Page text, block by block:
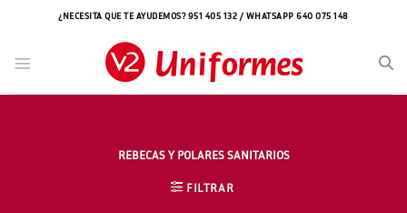
¿NECESITA QUE TE AYUDEMOS? 951 405 132 / WHATSAPP 640 075 148
REBECAS Y POLARES SANITARIOS
FILTRAR